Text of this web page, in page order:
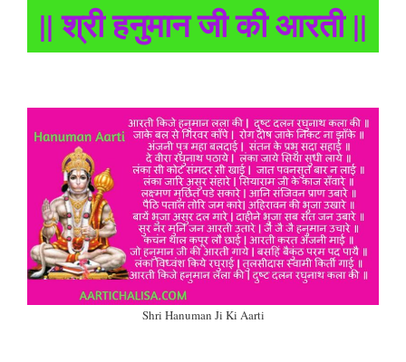
|| श्री हनुमान जी की आरती ||
Shri Hanuman Ji Ki Aarti